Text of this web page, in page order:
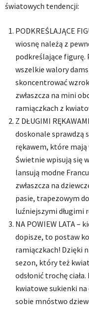
światowych tendencji:
PODKREŚLAJĄCE
wiosnę należą z
podkreślające figurę.
wszelkie walory
skoncentrować
zwłaszcza na mini
ramiączkach z
Z DŁUGIMI
doskonale sprawdzą
rękawem, które
Świetnie wpisują się
lansują modne
zwłaszcza na
pasie, trapezowym
luźniejszymi długimi
NA POWIEW LATA –
dopisze, to postaw
ramiączkach! Dzięki
sezon, który też
odsłonić trochę
kwiatowe sukienki
sobie mnóstwo